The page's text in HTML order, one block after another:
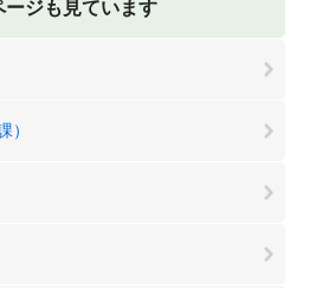
ージも見ています
）